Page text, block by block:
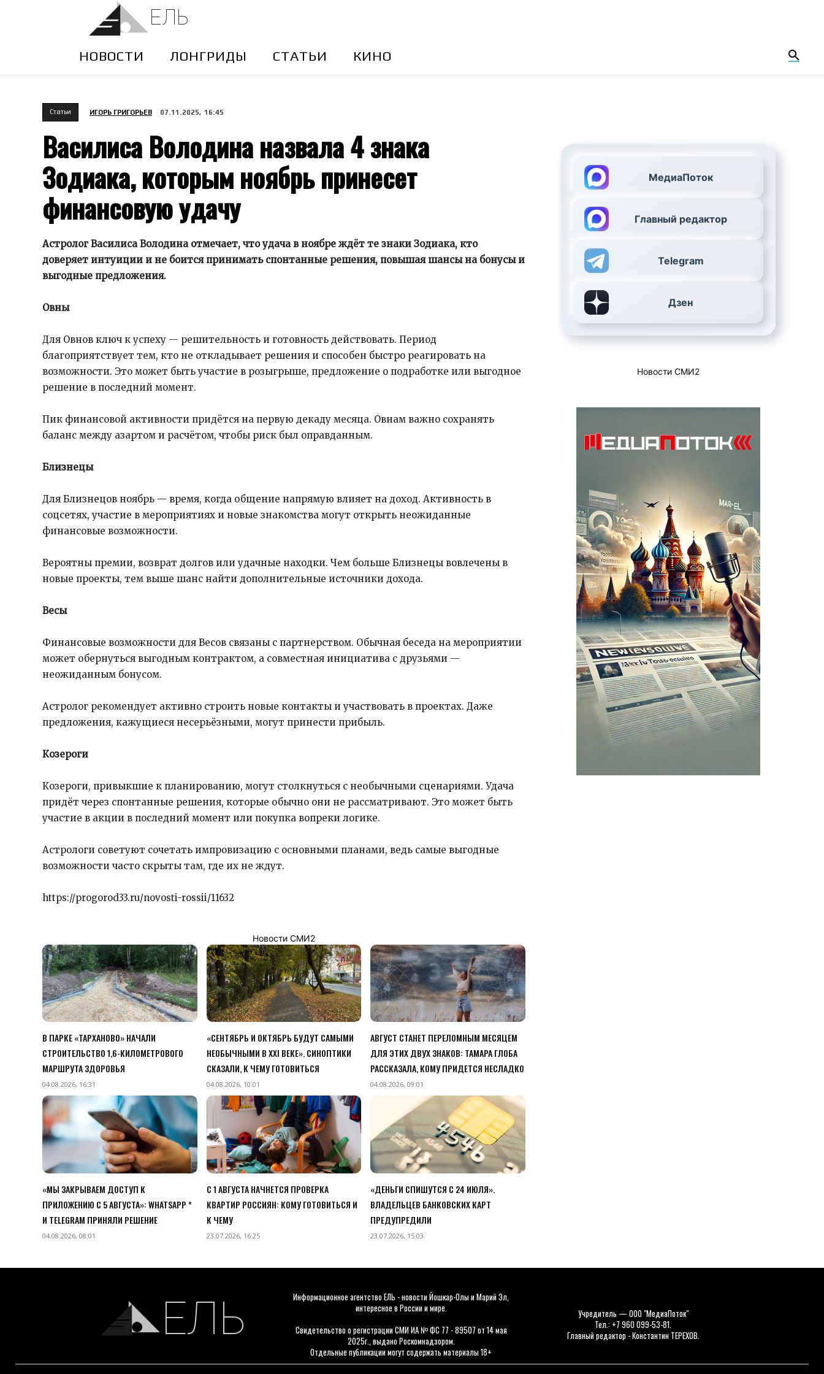
ЕЛЬ
НОВОСТИ ЛОНГРИДЫ CТАТЬИ КИНО
Cтатьи ИГОРЬ ГРИГОРЬЕВ 07.11.2025, 16:45
Василиса Володина назвала 4 знака
Зодиака, которым ноябрь принесет
финансовую удачу
Астролог Василиса Володина отмечает, что удача в ноябре ждёт те знаки Зодиака, кто
доверяет интуиции и не боится принимать спонтанные решения, повышая шансы на бонусы и
выгодные предложения.
Овны
Для Овнов ключ к успеху — решительность и готовность действовать. Период
благоприятствует тем, кто не откладывает решения и способен быстро реагировать на
возможности. Это может быть участие в розыгрыше, предложение о подработке или выгодное
решение в последний момент.
Пик финансовой активности придётся на первую декаду месяца. Овнам важно сохранять
баланс между азартом и расчётом, чтобы риск был оправданным.
Близнецы
Для Близнецов ноябрь — время, когда общение напрямую влияет на доход. Активность в
соцсетях, участие в мероприятиях и новые знакомства могут открыть неожиданные
финансовые возможности.
Вероятны премии, возврат долгов или удачные находки. Чем больше Близнецы вовлечены в
новые проекты, тем выше шанс найти дополнительные источники дохода.
Весы
Финансовые возможности для Весов связаны с партнерством. Обычная беседа на мероприятии
может обернуться выгодным контрактом, а совместная инициатива с друзьями —
неожиданным бонусом.
Астролог рекомендует активно строить новые контакты и участвовать в проектах. Даже
предложения, кажущиеся несерьёзными, могут принести прибыль.
Козероги
Козероги, привыкшие к планированию, могут столкнуться с необычными сценариями. Удача
придёт через спонтанные решения, которые обычно они не рассматривают. Это может быть
участие в акции в последний момент или покупка вопреки логике.
Астрологи советуют сочетать импровизацию с основными планами, ведь самые выгодные
возможности часто скрыты там, где их не ждут.
https://progorod33.ru/novosti-rossii/11632
Новости СМИ2
В ПАРКЕ «ТАРХАНОВО» НАЧАЛИ
СТРОИТЕЛЬСТВО 1,6-КИЛОМЕТРОВОГО
МАРШРУТА ЗДОРОВЬЯ
04.08.2026, 16:31
«СЕНТЯБРЬ И ОКТЯБРЬ БУДУТ САМЫМИ
НЕОБЫЧНЫМИ В XXI ВЕКЕ». СИНОПТИКИ
СКАЗАЛИ, К ЧЕМУ ГОТОВИТЬСЯ
04.08.2026, 10:01
АВГУСТ СТАНЕТ ПЕРЕЛОМНЫМ МЕСЯЦЕМ
ДЛЯ ЭТИХ ДВУХ ЗНАКОВ: ТАМАРА ГЛОБА
РАССКАЗАЛА, КОМУ ПРИДЕТСЯ НЕСЛАДКО
04.08.2026, 09:01
«МЫ ЗАКРЫВАЕМ ДОСТУП К
ПРИЛОЖЕНИЮ C 5 АВГУСТА»: WHATSAPP *
И TELEGRAM ПРИНЯЛИ РЕШЕНИЕ
04.08.2026, 08:01
С 1 АВГУСТА НАЧНЕТСЯ ПРОВЕРКА
КВАРТИР РОССИЯН: КОМУ ГОТОВИТЬСЯ И
К ЧЕМУ
23.07.2026, 16:25
«ДЕНЬГИ СПИШУТСЯ С 24 ИЮЛЯ».
ВЛАДЕЛЬЦЕВ БАНКОВСКИХ КАРТ
ПРЕДУПРЕДИЛИ
23.07.2026, 15:03
МедиаПоток
Главный редактор
Telegram
Дзен
Новости СМИ2
ЕЛЬ
Информационное агентство ЕЛЬ - новости Йошкар-Олы и Марий Эл,
интересное в России и мире.
Свидетельство о регистрации СМИ ИА № ФС 77 - 89507 от 14 мая
2025г., выдано Роскомнадзором.
Отдельные публикации могут содержать материалы 18+
Учредитель — ООО "МедиаПоток"
Тел.: +7 960 099-53-81.
Главный редактор - Константин ТЕРЕХОВ.